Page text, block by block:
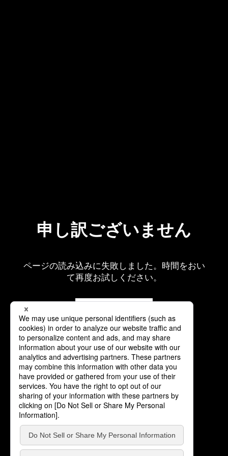
申し訳ございません
ページの読み込みに失敗しました。時間をおい
て再度お試しください。